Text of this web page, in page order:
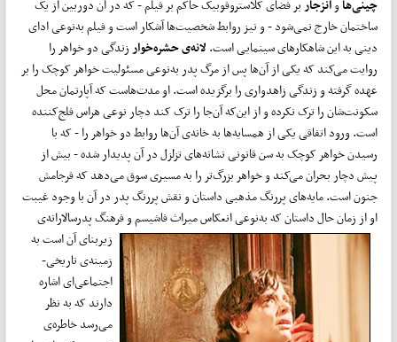
چینی‌هاوانزجاربر فضای کلاستروفوبیک حاکم بر فیلم - که در آن دوربین از یک
ساختمان خارج نمی‌شود - و نیز روابط شخصیت‌ها آشکار است و فیلم به‌نوعی ادای
دینی به این شاهکارهای سینمایی است.لانه‌ی حشره‌خوارزندگی دو خواهر را
روایت می‌کند که یکی از آن‌ها پس از مرگ پدر به‌نوعی مسئولیت خواهر کوچک را بر
عهده گرفته و زندگی زاهدواری را برگزیده است. او مدت‌هاست که آپارتمان محل
سکونت‌شان را ترک نکرده و از این‌که آن‌جا را ترک کند دچار نوعی هراس فلج‌کننده
است. ورود اتفاقی یکی از همسایه‌ها به خانه‌ی آن‌ها روابط دو خواهر را - که با
رسیدن خواهر کوچک به سن قانونی نشانه‌های تزلزل در آن پدیدار‌ شده - بیش از
پیش دچار بحران می‌کند و خواهر بزرگ‌تر را به مسیری سوق می‌دهد که فرجامش
جنون است. مایه‌های پررنگ مذهبی داستان و نقش پررنگ پدر در آن با وجود غیبت
او از زمان حال داستان که به‌نوعی انعکاس میراث فاشیسم و فرهنگ پدرسالارانه‌ی
زیربنایآن است به
زمینه‌ی تاریخی-
اجتماعی‌ای اشاره
دارند که به نظر
می‌رسد خاطره‌ی